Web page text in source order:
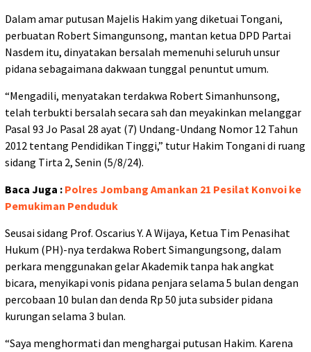
Dalam amar putusan Majelis Hakim yang diketuai Tongani,
perbuatan Robert Simangunsong, mantan ketua DPD Partai
Nasdem itu, dinyatakan bersalah memenuhi seluruh unsur
pidana sebagaimana dakwaan tunggal penuntut umum.
“Mengadili, menyatakan terdakwa Robert Simanhunsong,
telah terbukti bersalah secara sah dan meyakinkan melanggar
Pasal 93 Jo Pasal 28 ayat (7) Undang-Undang Nomor 12 Tahun
2012 tentang Pendidikan Tinggi,” tutur Hakim Tongani di ruang
sidang Tirta 2, Senin (5/8/24).
Baca Juga : Polres Jombang Amankan 21 Pesilat Konvoi ke
Pemukiman Penduduk
Seusai sidang Prof. Oscarius Y. A Wijaya, Ketua Tim Penasihat
Hukum (PH)-nya terdakwa Robert Simangungsong, dalam
perkara menggunakan gelar Akademik tanpa hak angkat
bicara, menyikapi vonis pidana penjara selama 5 bulan dengan
percobaan 10 bulan dan denda Rp 50 juta subsider pidana
kurungan selama 3 bulan.
“Saya menghormati dan menghargai putusan Hakim. Karena